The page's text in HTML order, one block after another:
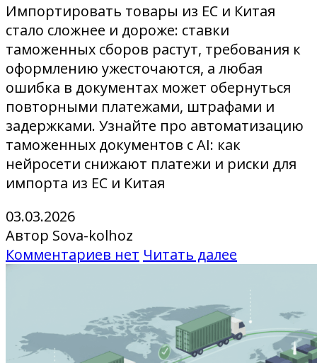
Импортировать товары из ЕС и Китая
стало сложнее и дороже: ставки
таможенных сборов растут, требования к
оформлению ужесточаются, а любая
ошибка в документах может обернуться
повторными платежами, штрафами и
задержками. Узнайте про автоматизацию
таможенных документов с AI: как
нейросети снижают платежи и риски для
импорта из ЕС и Китая
03.03.2026
Автор Sova-kolhoz
Комментариев нет Читать далее